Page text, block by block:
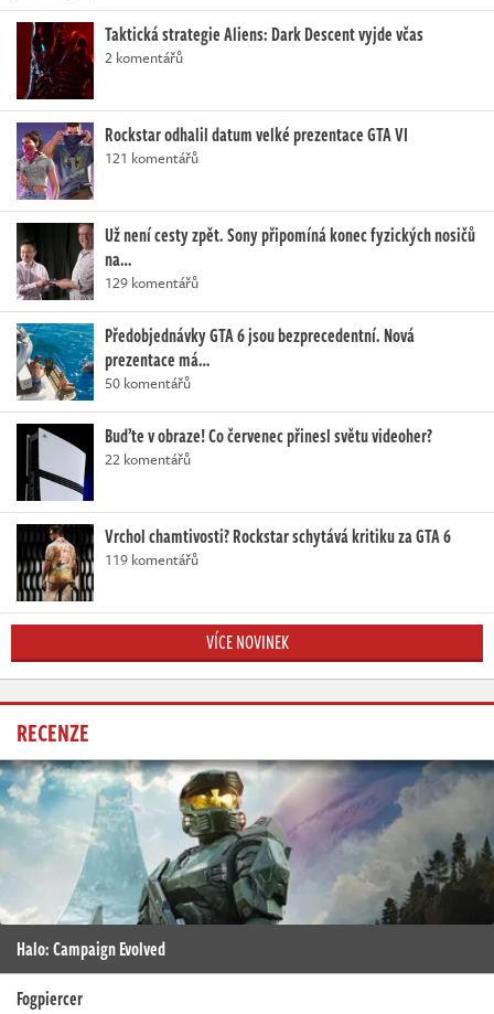
Taktická strategie Aliens: Dark Descent vyjde včas
2 komentářů
Rockstar odhalil datum velké prezentace GTA VI
121 komentářů
Už není cesty zpět. Sony připomíná konec fyzických nosičů
na…
129 komentářů
Předobjednávky GTA 6 jsou bezprecedentní. Nová
prezentace má…
50 komentářů
Buďte v obraze! Co červenec přinesl světu videoher?
22 komentářů
Vrchol chamtivosti? Rockstar schytává kritiku za GTA 6
119 komentářů
VÍCE NOVINEK
RECENZE
Halo: Campaign Evolved
Fogpiercer